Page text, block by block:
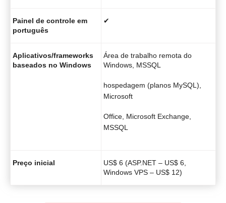
Painel de controle em
português
✔
Aplicativos/frameworks
baseados no Windows
Área de trabalho remota do
Windows, MSSQL
hospedagem (planos MySQL),
Microsoft
Office, Microsoft Exchange,
MSSQL
Preço inicial
US$ 6 (ASP.NET – US$ 6,
Windows VPS – US$ 12)